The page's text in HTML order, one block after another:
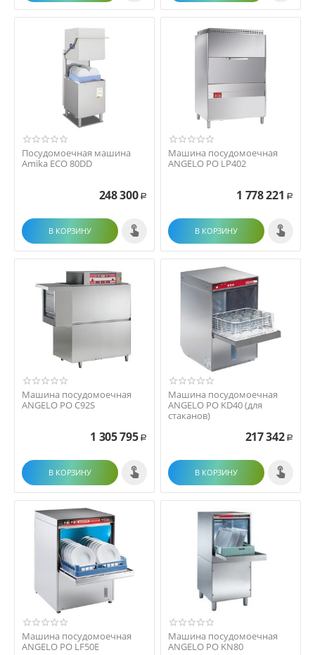
Посудомоечная машина
Amika ECO 80DD
248 300 Р
В КОРЗИНУ
Машина посудомоечная
ANGELO PO LP402
1 778 221 Р
В КОРЗИНУ
Машина посудомоечная
ANGELO PO C92S
1 305 795 Р
В КОРЗИНУ
Машина посудомоечная
ANGELO PO KD40 (для
стаканов)
217 342 Р
В КОРЗИНУ
Машина посудомоечная
ANGELO PO LF50E
Машина посудомоечная
ANGELO PO KN80